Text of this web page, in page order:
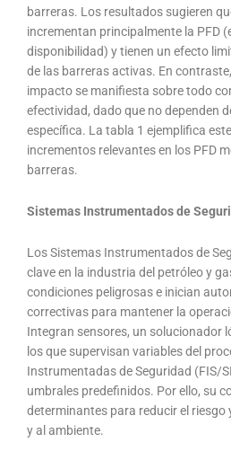
barreras. Los resultados sugieren
incrementan principalmente la PFD
disponibilidad) y tienen un efecto
de las barreras activas. En
impacto se manifiesta sobre todo
efectividad, dado que no dependen
específica. La tabla 1 ejemplifica
incrementos relevantes en los PFD
barreras.
Sistemas Instrumentados de
Los Sistemas Instrumentados de
clave en la industria del petróleo y
condiciones peligrosas e inician
correctivas para mantener la
Integran sensores, un solucionador
los que supervisan variables del
Instrumentadas de Seguridad (FIS/
umbrales predefinidos. Por ello, su
determinantes para reducir el riesgo
y al ambiente.